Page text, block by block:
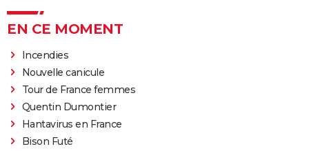
EN CE MOMENT
Incendies
Nouvelle canicule
Tour de France femmes
Quentin Dumontier
Hantavirus en France
Bison Futé